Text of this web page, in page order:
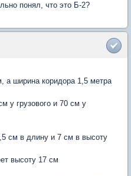
понял, что это Б-2?
а ширина коридора 1,5 метра
у грузового и 70 см у
см в длину и 7 см в высоту
высоту 17 см